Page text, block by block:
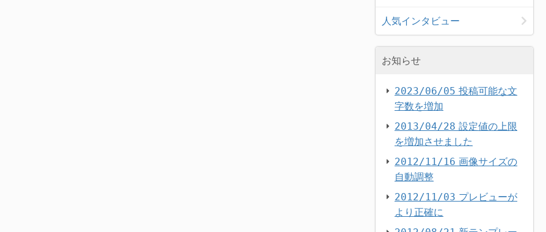
人気インタビュー
お知らせ
2023/06/05 投稿可能な文
字数を増加
2013/04/28 設定値の上限
を増加させました
2012/11/16 画像サイズの
自動調整
2012/11/03 プレビューが
より正確に